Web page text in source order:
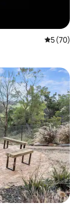
5 av 5 i
5 (70)